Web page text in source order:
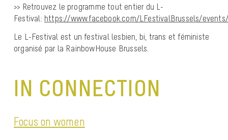
>> Retrouvez le programme tout entier du L-
Festival: https://www.facebook.com/LFestivalBrussels/
Le L-Festival est un festival lesbien, bi, trans et féministe
organisé par la RainbowHouse Brussels.
IN CONNECTION
Focus on women